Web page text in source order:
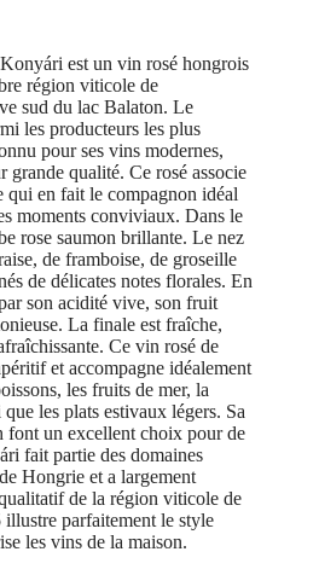
est un vin rosé hongrois
région viticole de
sud du lac Balaton. Le
les producteurs les plus
pour ses vins modernes,
grande qualité. Ce rosé associe
qui en fait le compagnon idéal
moments conviviaux. Dans le
rose saumon brillante. Le nez
de framboise, de groseille
de délicates notes florales. En
son acidité vive, son fruit
La finale est fraîche,
Ce vin rosé de
et accompagne idéalement
les fruits de mer, la
les plats estivaux légers. Sa
font un excellent choix pour de
fait partie des domaines
Hongrie et a largement
de la région viticole de
parfaitement le style
les vins de la maison.